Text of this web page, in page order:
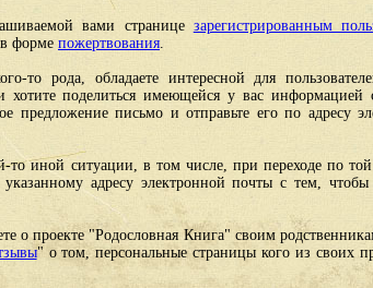
вами странице зарегистрированным
форме пожертвования.
то рода, обладаете интересной для
поделиться имеющейся у вас информацией
предложение письмо и отправьте его по адресу
то иной ситуации, в том числе, при переходе по
адресу электронной почты с тем,
о проекте "Родословная Книга" своим
" о том, персональные страницы кого из своих